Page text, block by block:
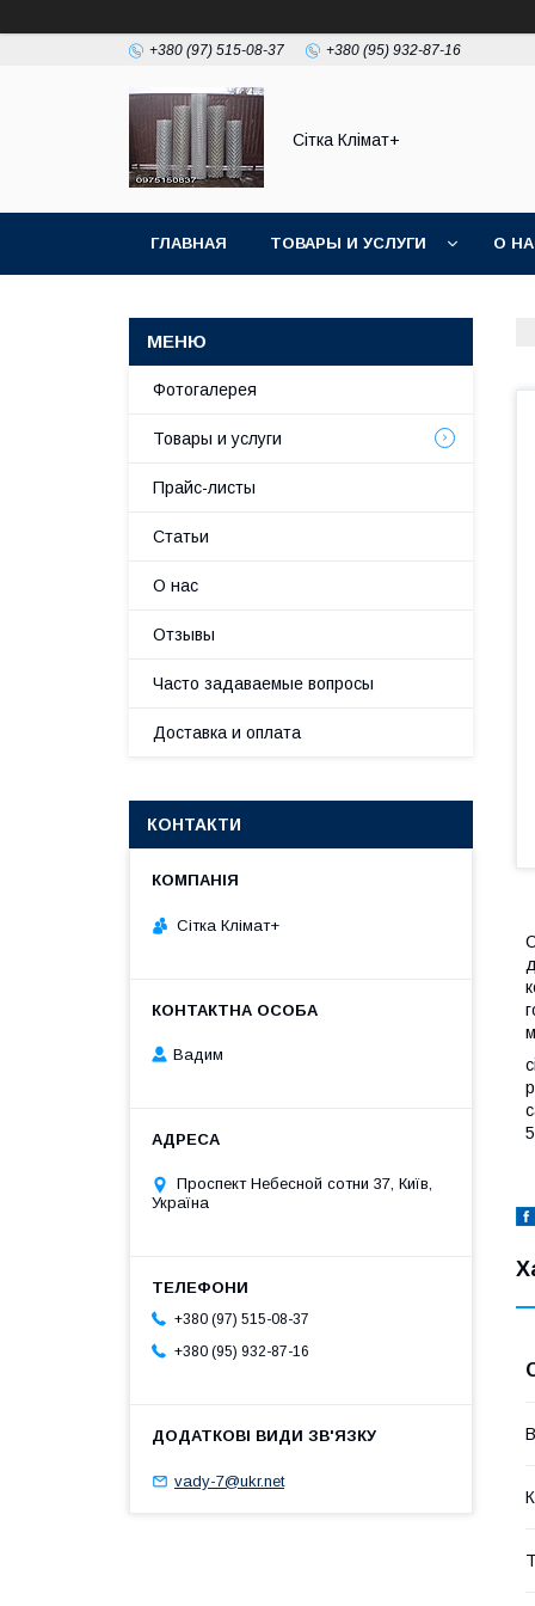
+380 (97) 515-08-37 +380 (95) 932-87-16
Сітка Клімат+
ГЛАВНАЯ ТОВАРЫ И УСЛУГИ О
Фотогалерея
Товары и услуги
Прайс-листы
Статьи
О нас
Отзывы
Часто задаваемые вопросы
Доставка и оплата
КОНТАКТИ
Сітка Клімат+
Вадим
Проспект Небесной сотни 37, Київ,
Україна
+380 (97) 515-08-37
+380 (95) 932-87-16
vady-7@ukr.net